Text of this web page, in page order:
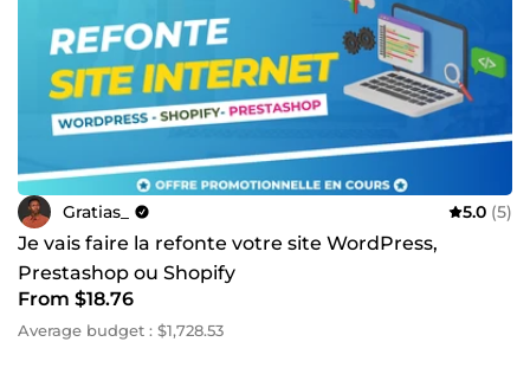
Gratias_ 5.0 (5)
Je vais faire la refonte votre site WordPress,
Prestashop ou Shopify
From $18.76
Average budget : $1,728.53